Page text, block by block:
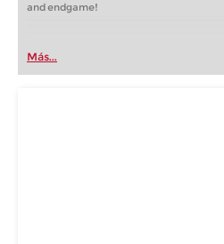
and endgame!
Más...